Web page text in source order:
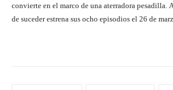
convierte en el marco de una aterradora pesadilla.
de suceder estrena sus ocho episodios el 26 de